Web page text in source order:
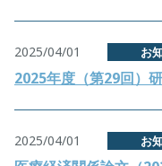
2025/04/01 お
2025年度（第29回）
2025/04/01 お